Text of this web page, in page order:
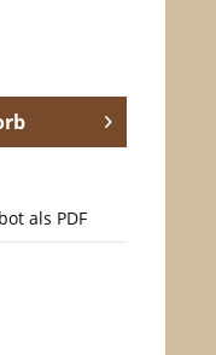
als PDF